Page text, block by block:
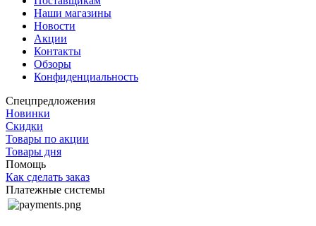
Наши магазины
Новости
Акции
Контакты
Обзоры
Конфиденциальность
Спецпредложения
Новинки
Скидки
Товары по акции
Товары дня
Помощь
Как сделать заказ
Платежные системы